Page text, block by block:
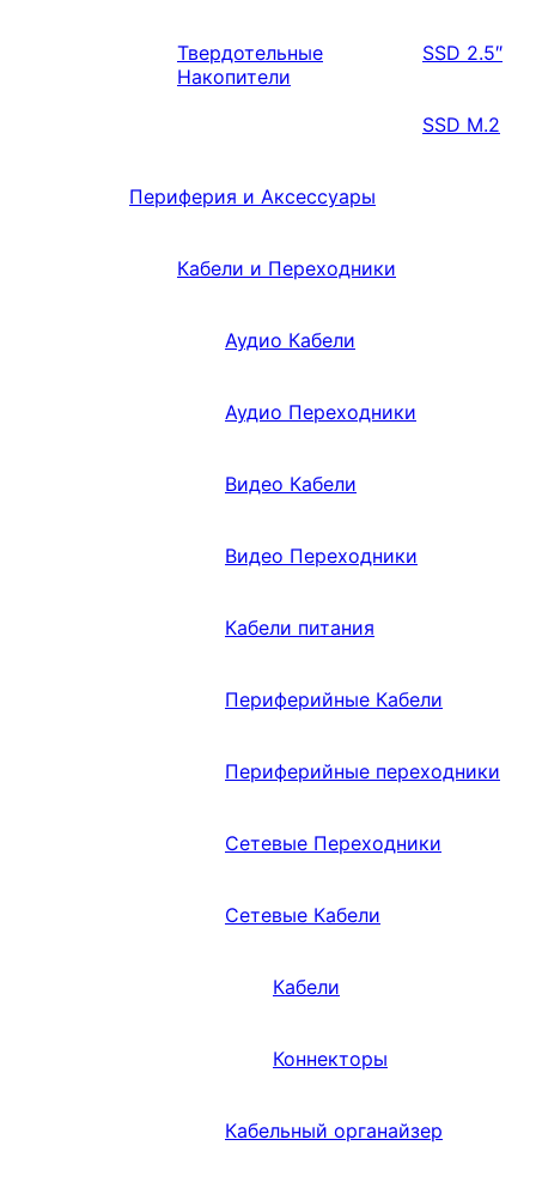
Твердотельные
Накопители
SSD 2.5″
SSD M.2
Периферия и Аксессуары
Кабели и Переходники
Аудио Кабели
Аудио Переходники
Видео Кабели
Видео Переходники
Кабели питания
Периферийные Кабели
Периферийные переходники
Сетевые Переходники
Сетевые Кабели
Кабели
Коннекторы
Кабельный органайзер